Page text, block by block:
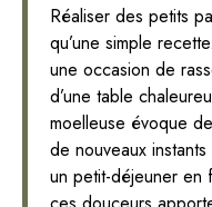
Réaliser des petits
qu’une simple
une occasion de
d’une table
moelleuse évoque
de nouveaux
un petit-déjeuner en